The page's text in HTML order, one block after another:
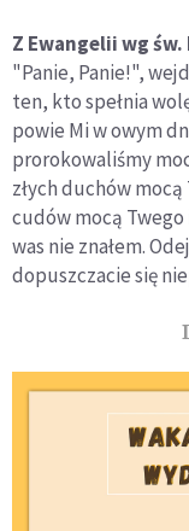
Z Ewangelii wg
"Panie, Panie!",
ten, kto spełnia
powie Mi w owym
prorokowaliśmy
złych duchów
cudów mocą
was nie znałem.
dopuszczacie się